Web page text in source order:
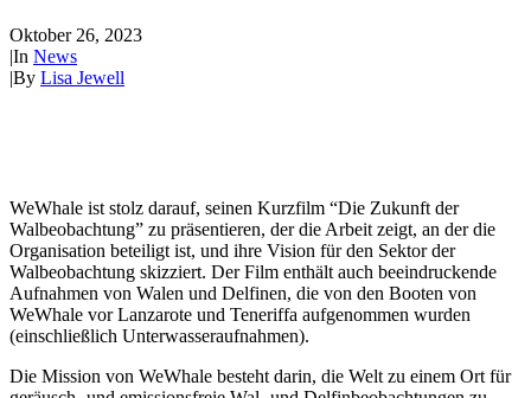
Oktober 26, 2023
|In News
|By Lisa Jewell
WeWhale ist stolz darauf, seinen Kurzfilm “Die Zukunft der
Walbeobachtung” zu präsentieren, der die Arbeit zeigt, an der die
Organisation beteiligt ist, und ihre Vision für den Sektor der
Walbeobachtung skizziert. Der Film enthält auch beeindruckende
Aufnahmen von Walen und Delfinen, die von den Booten von
WeWhale vor Lanzarote und Teneriffa aufgenommen wurden
(einschließlich Unterwasseraufnahmen).
Die Mission von WeWhale besteht darin, die Welt zu einem Ort für